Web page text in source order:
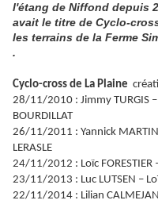
l'étang de Niffond depuis
avait le titre de Cyclo-
les terrains de la Ferme
.
Cyclo-cross de La Plaine
28/11/2010 : Jimmy TURGIS
BOURDILLAT
26/11/2011 : Yannick
LERASLE
24/11/2012 : Loïc FORESTIER
23/11/2013 : Luc LUTSEN –
22/11/2014 : Lilian